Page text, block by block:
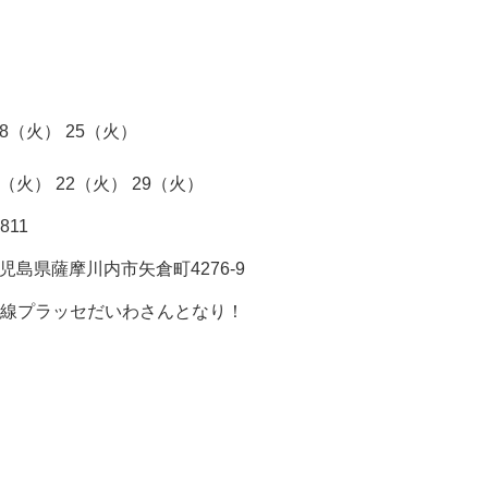
火） 25（火）
火） 22（火） 29（火）
島県薩摩川内市矢倉町4276-9
プラッセだいわさんとなり！